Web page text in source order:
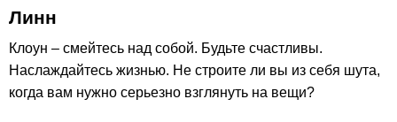
Линн
Клоун – смейтесь над собой. Будьте счастливы.
Наслаждайтесь жизнью. Не строите ли вы из себя шута,
когда вам нужно серьезно взглянуть на вещи?